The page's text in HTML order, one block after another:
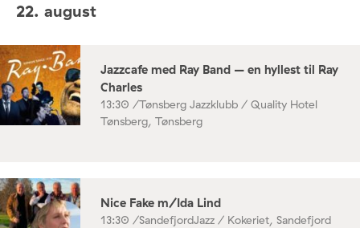
22. august
Jazzcafe med Ray Band – en hyllest til Ray
Charles
13:30 /Tønsberg Jazzklubb / Quality Hotel
Tønsberg, Tønsberg
Nice Fake m/Ida Lind
13:30 /SandefjordJazz / Kokeriet, Sandefjord